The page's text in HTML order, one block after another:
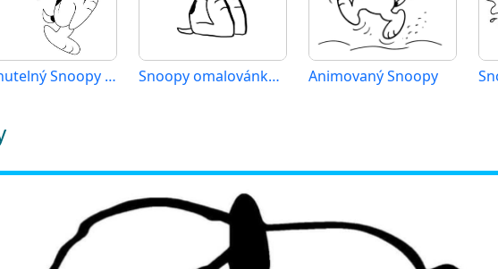
Tisknutelný Snoopy pro děti Snoopy omalovánka zdarma Animovaný Snoopy